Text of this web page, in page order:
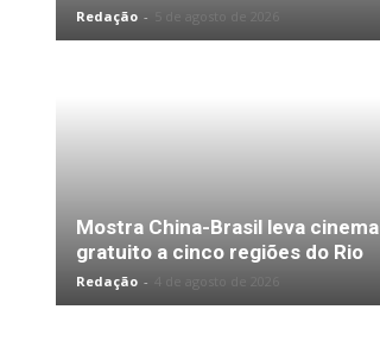
Redação -
Mostra China-Brasil leva cinema
gratuito a cinco regiões do Rio
Redação -